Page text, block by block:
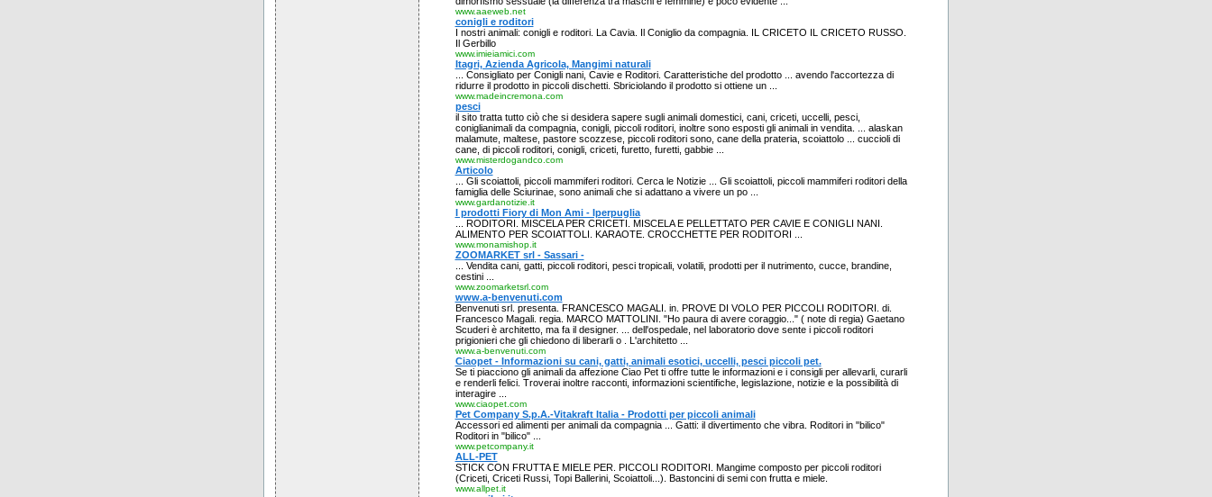
www.aaeweb.net
conigli e roditori
I nostri animali: conigli e roditori. La Cavia. Il Coniglio da compagnia. IL CRICETO IL CRICETO RUSSO.
Il Gerbillo
www.imieiamici.com
Itagri, Azienda Agricola, Mangimi naturali
... Consigliato per Conigli nani, Cavie e Roditori. Caratteristiche del prodotto ... avendo l'accortezza di
ridurre il prodotto in piccoli dischetti. Sbriciolando il prodotto si ottiene un ...
www.madeincremona.com
pesci
il sito tratta tutto ciò che si desidera sapere sugli animali domestici, cani, criceti, uccelli, pesci,
coniglianimali da compagnia, conigli, piccoli roditori, inoltre sono esposti gli animali in vendita. ... alaskan
malamute, maltese, pastore scozzese, piccoli roditori sono, cane della prateria, scoiattolo ... cuccioli di
cane, di piccoli roditori, conigli, criceti, furetto, furetti, gabbie ...
www.misterdogandco.com
Articolo
... Gli scoiattoli, piccoli mammiferi roditori. Cerca le Notizie ... Gli scoiattoli, piccoli mammiferi roditori della
famiglia delle Sciurinae, sono animali che si adattano a vivere un po ...
www.gardanotizie.it
I prodotti Fiory di Mon Ami - Iperpuglia
... RODITORI. MISCELA PER CRICETI. MISCELA E PELLETTATO PER CAVIE E CONIGLI NANI.
ALIMENTO PER SCOIATTOLI. KARAOTE. CROCCHETTE PER RODITORI ...
www.monamishop.it
ZOOMARKET srl - Sassari -
... Vendita cani, gatti, piccoli roditori, pesci tropicali, volatili, prodotti per il nutrimento, cucce, brandine,
cestini ...
www.zoomarketsrl.com
www.a-benvenuti.com
Benvenuti srl. presenta. FRANCESCO MAGALI. in. PROVE DI VOLO PER PICCOLI RODITORI. di.
Francesco Magali. regia. MARCO MATTOLINI. "Ho paura di avere coraggio..." ( note di regia) Gaetano
Scuderi è architetto, ma fa il designer. ... dell'ospedale, nel laboratorio dove sente i piccoli roditori
prigionieri che gli chiedono di liberarli o . L'architetto ...
www.a-benvenuti.com
Ciaopet - Informazioni su cani, gatti, animali esotici, uccelli, pesci piccoli pet.
Se ti piacciono gli animali da affezione Ciao Pet ti offre tutte le informazioni e i consigli per allevarli, curarli
e renderli felici. Troverai inoltre racconti, informazioni scientifiche, legislazione, notizie e la possibilità di
interagire ...
www.ciaopet.com
Pet Company S.p.A.-Vitakraft Italia - Prodotti per piccoli animali
Accessori ed alimenti per animali da compagnia ... Gatti: il divertimento che vibra. Roditori in "bilico"
Roditori in "bilico" ...
www.petcompany.it
ALL-PET
STICK CON FRUTTA E MIELE PER. PICCOLI RODITORI. Mangime composto per piccoli roditori
(Criceti, Criceti Russi, Topi Ballerini, Scoiattoli...). Bastoncini di semi con frutta e miele.
www.allpet.it